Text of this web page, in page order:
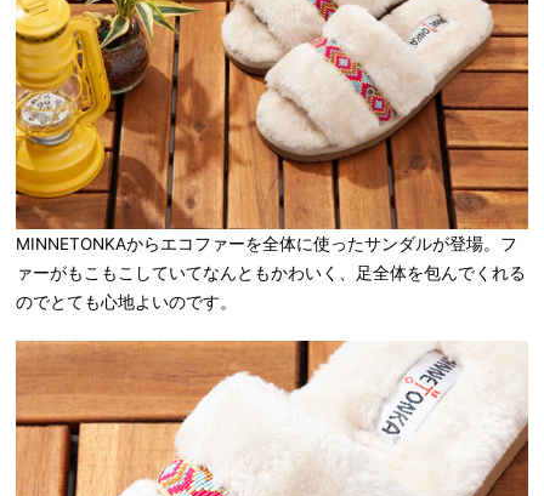
MINNETONKAからエコファーを全体に使ったサンダルが登場。フ
ァーがもこもこしていてなんともかわいく、足全体を包んでくれる
のでとても心地よいのです。